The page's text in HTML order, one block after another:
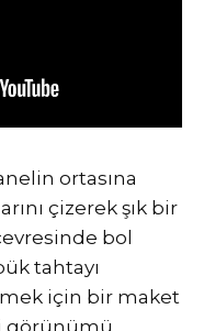
ortasına
çizerek şık bir
bol
tahtayı
için bir maket
görünümü